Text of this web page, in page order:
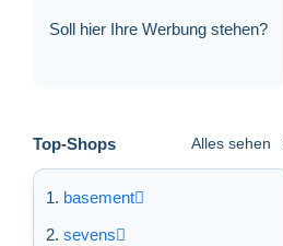
Soll hier Ihre Werbung stehen?
Top-Shops Alles sehen
basement
sevens